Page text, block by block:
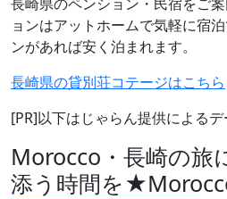
ョンはアットホームで気軽に宿
ンがあれば安く泊まれます。
長崎県の貸別荘コテージはこちら
[PR]以下はじゃらん提供によるデ
Morocco・長崎の旅
添う時間を